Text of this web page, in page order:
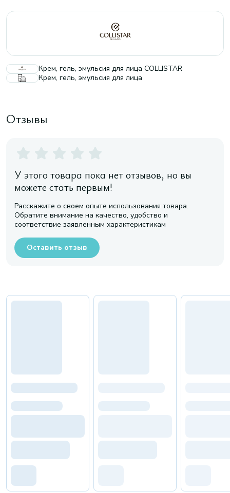
Крем, гель, эмульсия для лица COLLISTAR
Крем, гель, эмульсия для лица
Отзывы
У этого товара пока нет отзывов, но вы
можете стать первым!
Расскажите о своем опыте использования товара.
Обратите внимание на качество, удобство и
соответствие заявленным характеристикам
Оставить отзыв